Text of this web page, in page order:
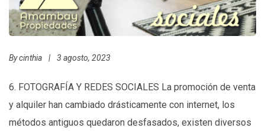
Bycinthia | 3 agosto, 2023
6. FOTOGRAFÍA Y REDES SOCIALES La promoción de venta
y alquiler han cambiado drásticamente con internet, los
métodos antiguos quedaron desfasados, existen diversos